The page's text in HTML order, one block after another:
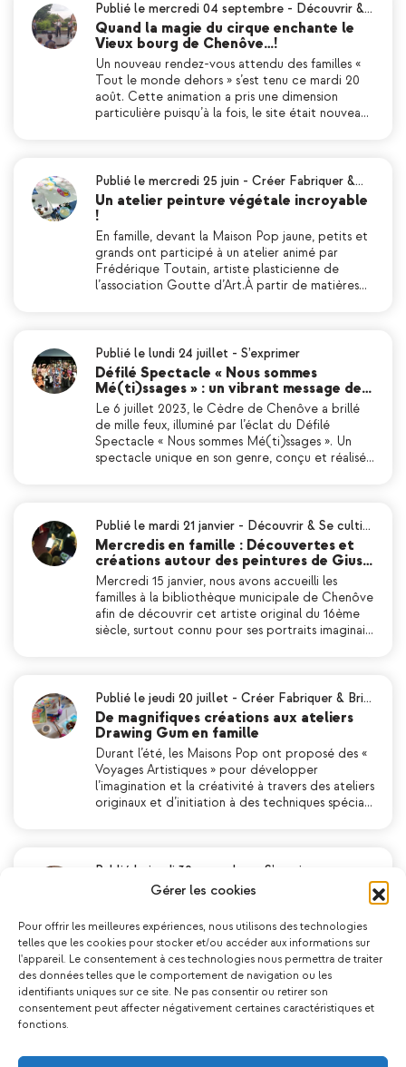
Gérer les cookies
Pour offrir les meilleures expériences, nous utilisons des technologies
telles que les cookies pour stocker et/ou accéder aux informations sur
l'appareil. Le consentement à ces technologies nous permettra de traiter
des données telles que le comportement de navigation ou les
identifiants uniques sur ce site. Ne pas consentir ou retirer son
consentement peut affecter négativement certaines caractéristiques et
fonctions.
Publié le mercredi 04 septembre - Découvrir &…
Quand la magie du cirque enchante le
Vieux bourg de Chenôve…!
Un nouveau rendez-vous attendu des familles «
Tout le monde dehors » s’est tenu ce mardi 20
août. Cette animation a pris une dimension
particulière puisqu’à la fois, le site était nouvea…
Publié le mercredi 25 juin - Créer Fabriquer &…
Un atelier peinture végétale incroyable
!
En famille, devant la Maison Pop jaune, petits et
grands ont participé à un atelier animé par
Frédérique Toutain, artiste plasticienne de
l’association Goutte d’Art.À partir de matières…
Publié le lundi 24 juillet - S’exprimer
Défilé Spectacle « Nous sommes
Mé(ti)ssages » : un vibrant message de…
Le 6 juillet 2023, le Cèdre de Chenôve a brillé
de mille feux, illuminé par l’éclat du Défilé
Spectacle « Nous sommes Mé(ti)ssages ». Un
spectacle unique en son genre, conçu et réalisé…
Publié le mardi 21 janvier - Découvrir & Se culti…
Mercredis en famille : Découvertes et
créations autour des peintures de Gius…
Mercredi 15 janvier, nous avons accueilli les
familles à la bibliothèque municipale de Chenôve
afin de découvrir cet artiste original du 16ème
siècle, surtout connu pour ses portraits imaginai…
Publié le jeudi 20 juillet - Créer Fabriquer & Bri…
De magnifiques créations aux ateliers
Drawing Gum en famille
Durant l’été, les Maisons Pop ont proposé des «
Voyages Artistiques » pour développer
l’imagination et la créativité à travers des ateliers
originaux et d’initiation à des techniques spécia…
Publié le jeudi 30 novembre S’exprimer
Vernissage de l’exposition « Et d’ailleurs,
Dimanche 26 novembre, l’association Les
Maisons Pop a organisé un après-midi festif et
convivial autour du vernissage de l’exposition «
Et d’ailleurs je vis ici à Chenôve. » Cette exposi…